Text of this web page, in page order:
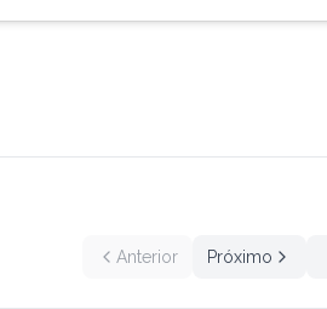
Anterior Próximo